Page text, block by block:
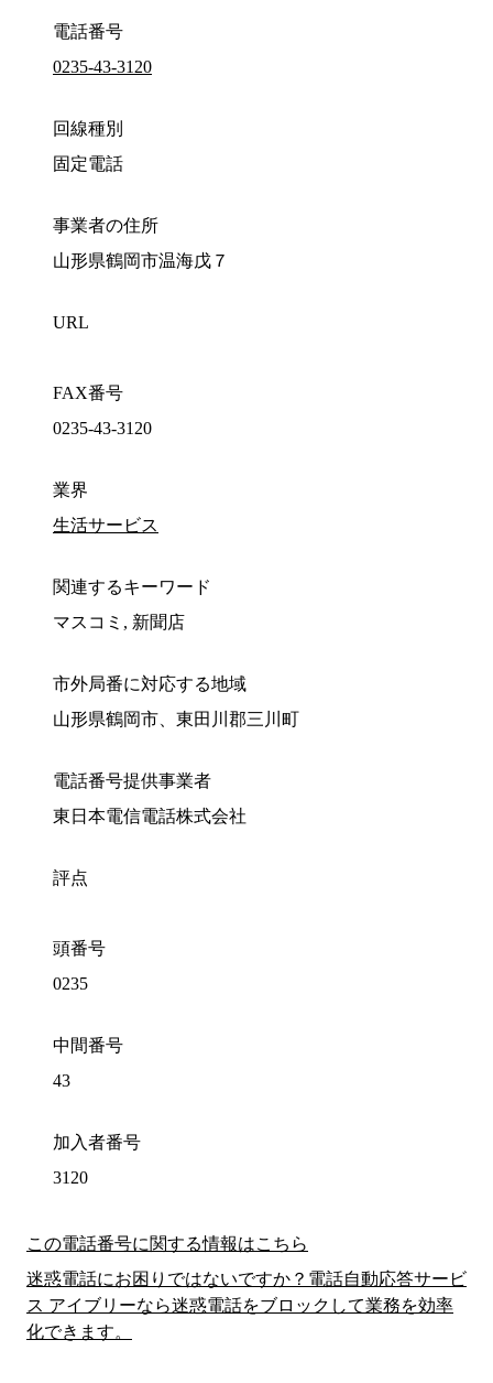
電話番号
0235-43-3120
回線種別
固定電話
事業者の住所
山形県鶴岡市温海戊７
URL
FAX番号
0235-43-3120
業界
生活サービス
関連するキーワード
マスコミ, 新聞店
市外局番に対応する地域
山形県鶴岡市、東田川郡三川町
電話番号提供事業者
東日本電信電話株式会社
評点
頭番号
0235
中間番号
43
加入者番号
3120
この電話番号に関する情報はこちら
迷惑電話にお困りではないですか？電話自動応答サービ
ス アイブリーなら迷惑電話をブロックして業務を効率
化できます。